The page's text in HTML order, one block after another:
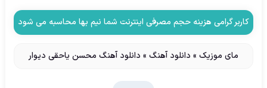
کاربر گرامی هزینه حجم مصرفی اینترنت شما نیم بها محاسبه می شود
مای موزیک» دانلود آهنگ» دانلود آهنگ محسن یاحقی دیوار